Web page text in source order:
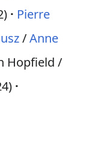
Pierre
/Anne
Hopfield /